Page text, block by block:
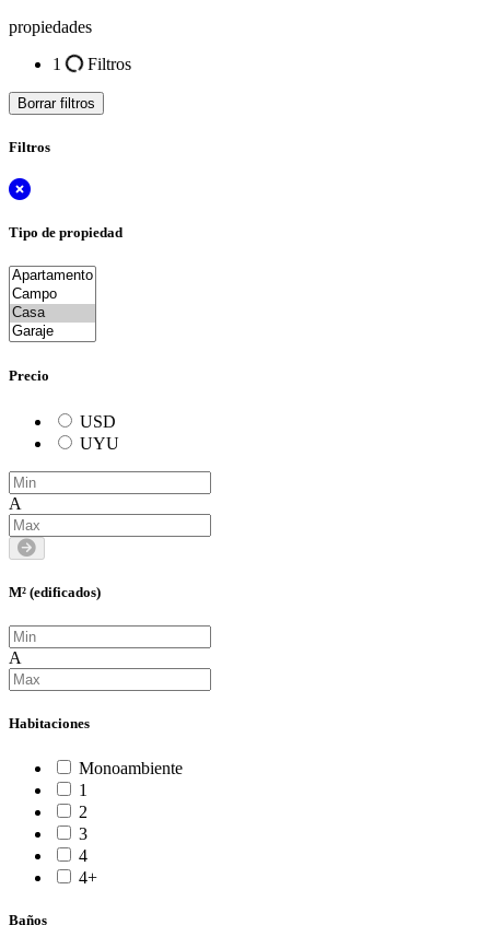
propiedades
1
Filtros
Borrar filtros
Filtros
Tipo de propiedad
Precio
USD
UYU
A
M² (edificados)
A
Habitaciones
Monoambiente
1
2
3
4
4+
Baños